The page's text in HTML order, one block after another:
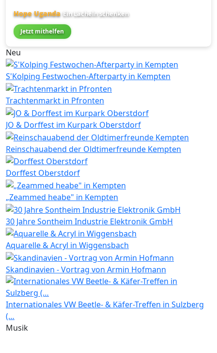
Hope Uganda Ein Lächeln schenken
Jetzt mithelfen
Neu
S'Kolping Festwochen-Afterparty in Kempten
Trachtenmarkt in Pfronten
JO & Dorffest im Kurpark Oberstdorf
Reinschauabend der Oldtimerfreunde Kempten
Dorffest Oberstdorf
„Zeammed heabe" in Kempten
30 Jahre Sontheim Industrie Elektronik GmbH
Aquarelle & Acryl in Wiggensbach
Skandinavien - Vortrag von Armin Hofmann
Internationales VW Beetle- & Käfer-Treffen in Sulzberg
(…
Musik